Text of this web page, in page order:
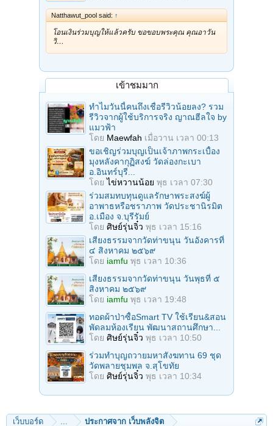
Natthawut_pool said: ↑
โอนเงินร่วมบุญให้แล้วครับ ขอขอบพระคุณ คุณอาวัน
วิ…
เข้าชมมาก
ทำไมวันนี้คนถึงเชื่อรีวิวน้อยลง? รวม
รีวิวจากผู้ใช้บริการจริง ญาณฮีลใจ by
แมวฟ้า
โดย Maewfah เมื่อวาน เวลา 00:13
ขอเชิญร่วมบุญเป็นเจ้าภาพกระเบื้อง
มุงหลังคากุฏิสงฆ์ วัดล่องกะเบา
อ.อินทร์บุรี...
โดยไข่หวานน้อย พุธ เวลา 07:30
ร่วมสมทบทุนดูแลรักษาพระสงฆ์ผู้
อาพาธหรือชราภาพ วัดประชานิรมิต
อ.เมือง จ.บุรีรัมย์
โดย ศิษย์รุ่นจิ๋ว พุธ เวลา 15:16
เสียงธรรมจากวัดท่าขนุน วันอังคารที่
๔ สิงหาคม ๒๕๖๙
โดย iamfu พุธ เวลา 10:36
เสียงธรรมจากวัดท่าขนุน วันพุธที่ ๕
สิงหาคม ๒๕๖๙
โดย iamfu พุธ เวลา 19:48
ทอดผ้าป่าซื้อSmart TV ใช้เรียน&สอน
พัดลมห้องเรียน พัฒนาสถานศึกษา...
โดย ศิษย์รุ่นจิ๋ว พุธ เวลา 10:50
ร่วมทําบุญถวายมหาสังฆทาน 69 ชุด
วัดพลายชุมพล จ.สุโขทัย
โดย ศิษย์รุ่นจิ๋ว พุธ เวลา 10:34
เว็บบอร์ด ประกาศจาก เว็บพลังจิต